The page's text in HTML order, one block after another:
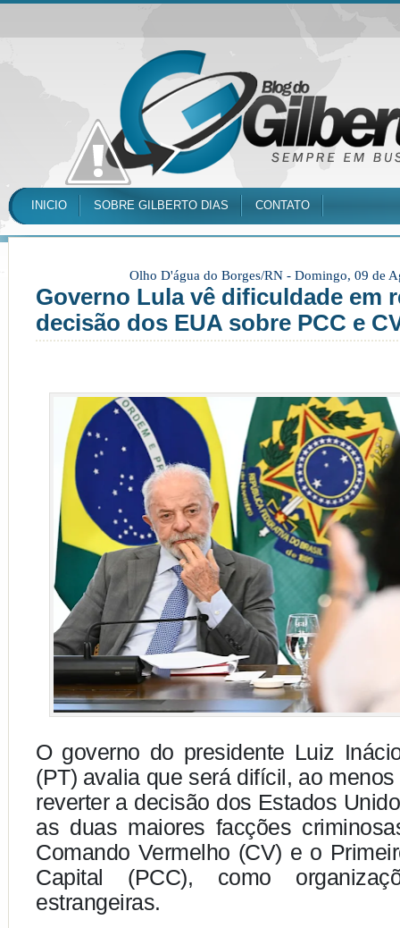
INICIO SOBRE GILBERTO DIAS CONTATO
Olho D'água do Borges/RN - Domingo, 09 de
Governo Lula vê dificuldade em
decisão dos EUA sobre PCC e
O governo do presidente Luiz
(PT) avalia que será difícil, ao
reverter a decisão dos Estados
as duas maiores facções
Comando Vermelho (CV) e o
Capital (PCC), como
estrangeiras.